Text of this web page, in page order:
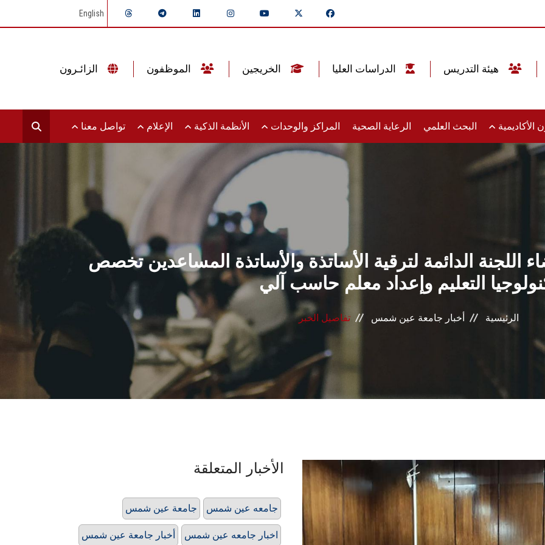
English
الأكاديمية البحث العلمي الرعاية الصحية المراكز والوحدات الأنظمة الذكية الإعلام تواصل معنا
اللجنة الدائمة لترقية الأساتذة والأساتذة المساعدين تخصص
التعليم وإعداد معلم حاسب آلي
الرئيسية أخبار جامعة عين شمس تفاصيل الخبر
الأخبار المتعلقة
جامعة عين شمس جامعه عين شمس
أخبار جامعة عين شمس اخبار جامعه عين شمس